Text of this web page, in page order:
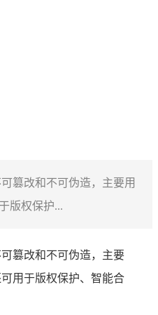
篡改和不可伪造，主要用
版权保护...
篡改和不可伪造，主要
用于版权保护、智能合